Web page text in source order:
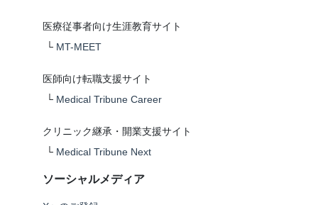
医療従事者向け生涯教育サイト
└ MT-MEET
医師向け転職支援サイト
└ Medical Tribune Career
クリニック継承・開業支援サイト
└ Medical Tribune Next
ソーシャルメディア